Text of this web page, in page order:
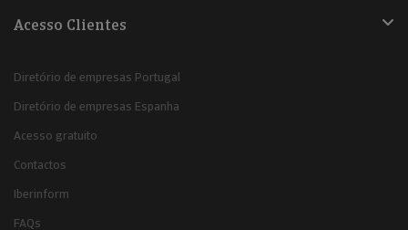
Acesso Clientes
Diretório de empresas Portugal
Diretório de empresas Espanha
Acesso gratuito
Contactos
Iberinform
FAQs